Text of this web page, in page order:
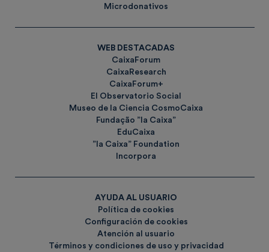
Microdonativos
WEB DESTACADAS
CaixaForum
CaixaResearch
CaixaForum+
El Observatorio Social
Museo de la Ciencia CosmoCaixa
Fundação ”la Caixa”
EduCaixa
”la Caixa” Foundation
Incorpora
AYUDA AL USUARIO
Política de cookies
Configuración de cookies
Atención al usuario
Términos y condiciones de uso y privacidad